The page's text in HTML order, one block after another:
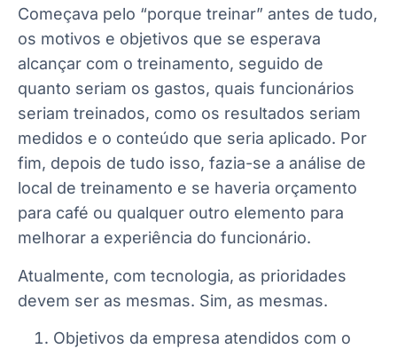
Começava pelo “porque treinar” antes de tudo,
os motivos e objetivos que se esperava
alcançar com o treinamento, seguido de
quanto seriam os gastos, quais funcionários
seriam treinados, como os resultados seriam
medidos e o conteúdo que seria aplicado. Por
fim, depois de tudo isso, fazia-se a análise de
local de treinamento e se haveria orçamento
para café ou qualquer outro elemento para
melhorar a experiência do funcionário.
Atualmente, com tecnologia, as prioridades
devem ser as mesmas. Sim, as mesmas.
Objetivos da empresa atendidos com o